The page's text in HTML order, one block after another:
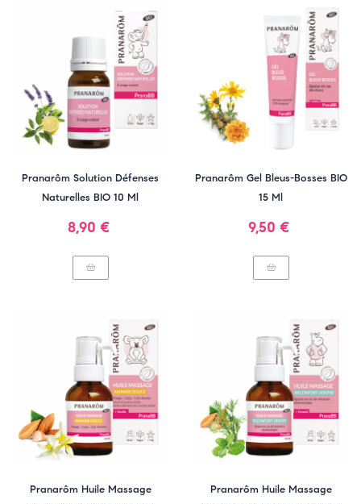
Pranarôm Solution Défenses
Naturelles BIO 10 Ml
Prix
8,90 €
Pranarôm Gel Bleus-Bosses BIO
15 Ml
Prix
9,50 €
Pranarôm Huile Massage
Pranarôm Huile Massage